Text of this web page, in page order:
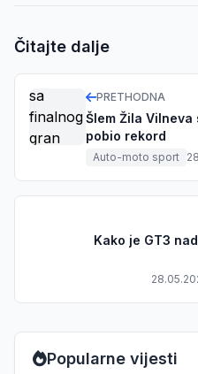
Čitajte dalje
PRETHODNA
Šlem Žila
pobio rekord
Auto-moto sport
Kako je GT3
Popularne vijesti